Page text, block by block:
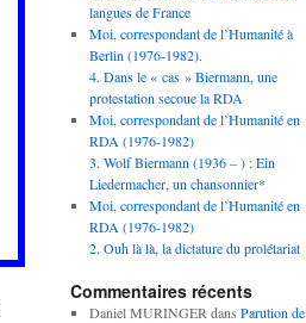
langues de France
Moi, correspondant de l’Humanité à
Berlin (1976-1982).
4. Dans le « cas » Biermann, une
protestation secoue la RDA
Moi, correspondant de l’Humanité en
RDA (1976-1982)
3. Wolf Biermann (1936 – ) : Ein
Liedermacher, un chansonnier*
Moi, correspondant de l’Humanité en
RDA (1976-1982)
2. Ouh là là, la dictature du prolétariat
Commentaires récents
Daniel MURINGER dans Parution de